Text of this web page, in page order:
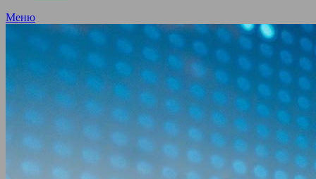
Меню